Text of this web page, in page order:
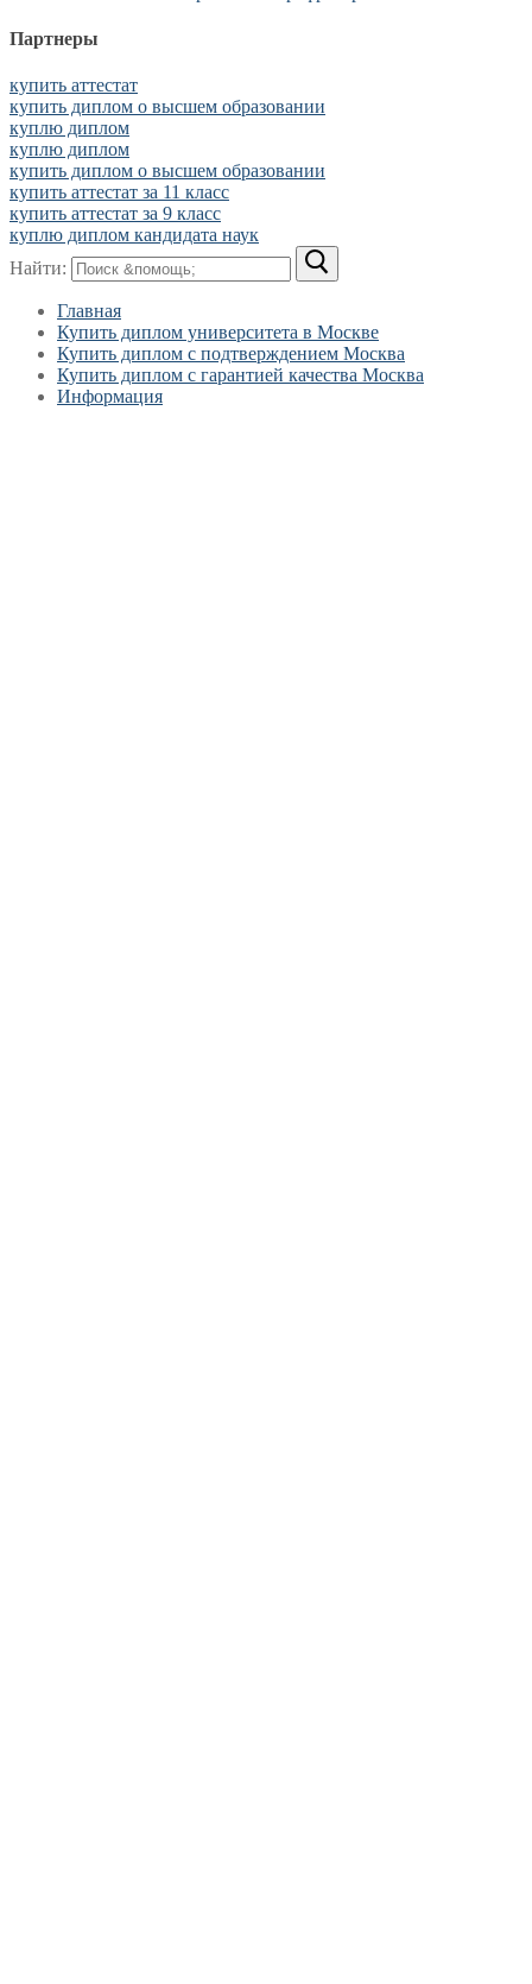
Партнеры
купить аттестат
купить диплом о высшем образовании
куплю диплом
куплю диплом
купить диплом о высшем образовании
купить аттестат за 11 класс
купить аттестат за 9 класс
куплю диплом кандидата наук
Найти:
Главная
Купить диплом университета в Москве
Купить диплом с подтверждением Москва
Купить диплом с гарантией качества Москва
Информация